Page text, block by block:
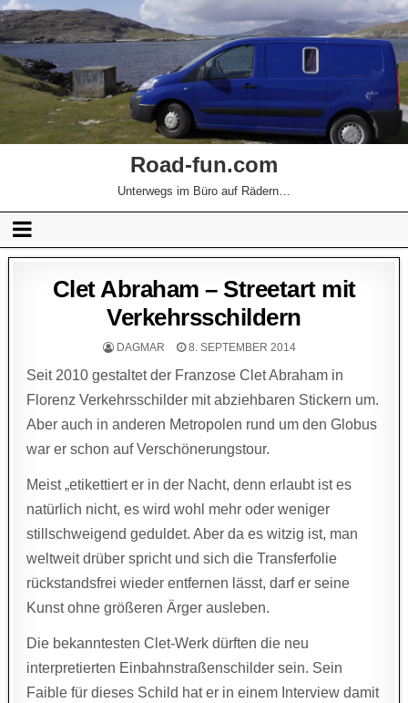
Road-fun.com
Unterwegs im Büro auf Rädern…
Clet Abraham – Streetart mit
Verkehrsschildern
DAGMAR 8. SEPTEMBER 2014
Seit 2010 gestaltet der Franzose Clet Abraham in
Florenz Verkehrsschilder mit abziehbaren Stickern um.
Aber auch in anderen Metropolen rund um den Globus
war er schon auf Verschönerungstour.
Meist „etikettiert er in der Nacht, denn erlaubt ist es
natürlich nicht, es wird wohl mehr oder weniger
stillschweigend geduldet. Aber da es witzig ist, man
weltweit drüber spricht und sich die Transferfolie
rückstandsfrei wieder entfernen lässt, darf er seine
Kunst ohne größeren Ärger ausleben.
Die bekanntesten Clet-Werk dürften die neu
interpretierten Einbahnstraßenschilder sein. Sein
Faible für dieses Schild hat er in einem Interview damit